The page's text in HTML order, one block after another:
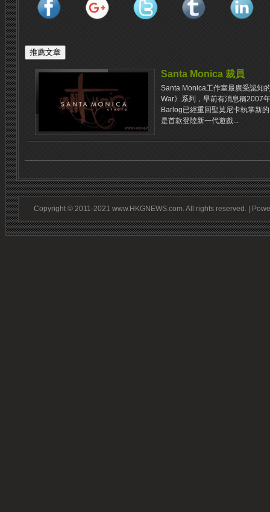
Santa Monica 裁員
Santa Monica工作室最廣受認知
War》系列，早前有消息稱2007
Barlog已經重回聖莫尼卡執掌新
是首款登陸新一代遊戲...
Copyright © 2011-2021 www.HKGNEWS.com. All rights reserved. |